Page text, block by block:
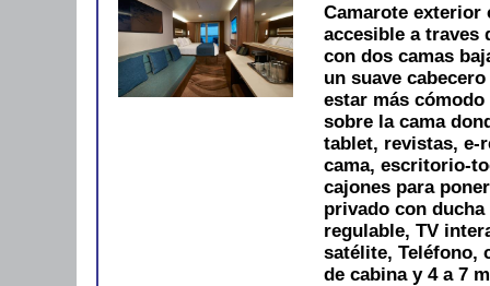
Camarote exterior
accesible a traves
con dos camas
un suave
estar más
sobre la cama
tablet, revistas, e-
cama, escritorio-
cajones para
privado con
regulable, TV
satélite, Teléfono,
de cabina y 4 a 7